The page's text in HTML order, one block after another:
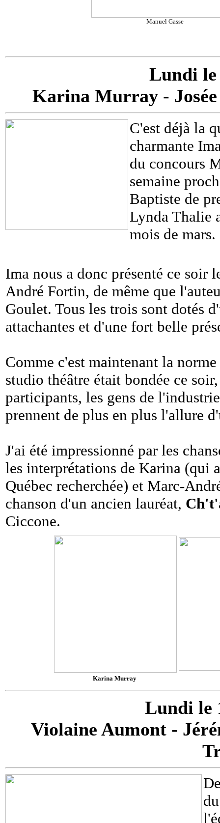
Manuel Gasse
Lundi le
Karina Murray -
C'est déjà la
charmante
du concours
semaine
Baptiste de
Lynda Thalie
mois de mars.
Ima nous a donc présenté ce
André Fortin, de même que
Goulet. Tous les trois sont dotés
attachantes et d'une fort belle
Comme c'est maintenant la
studio théâtre était bondée ce
participants, les gens de
prennent de plus en plus l'allure
J'ai été impressionné par les
les interprétations de Karina (qui
Québec recherchée) et Marc-
chanson d'un ancien lauréat,
Ciccone.
Karina Murray
Lundi le
Violaine Aumont -